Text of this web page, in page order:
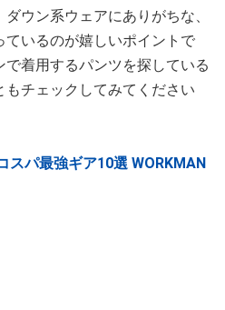
ダウン系ウェアにありがちな、
いるのが嬉しいポイントで
着用するパンツを探している
チェックしてみてください
スパ最強ギア10選 WORKMAN